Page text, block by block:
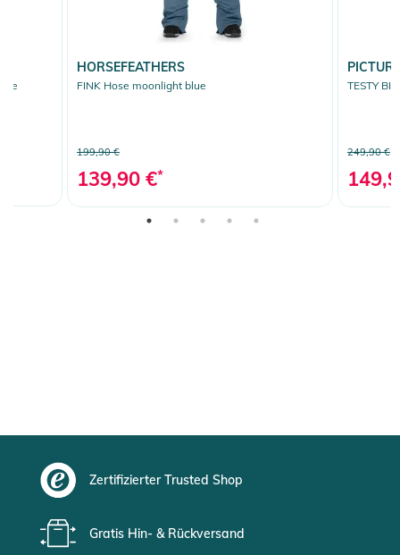
HORSEFEATHERS
FINK Hose moonlight blue
199,90 €
139,90 €*
PICTURE
TESTY
249,90 €
Zertifizierter Trusted Shop
Gratis Hin- & Rückversand